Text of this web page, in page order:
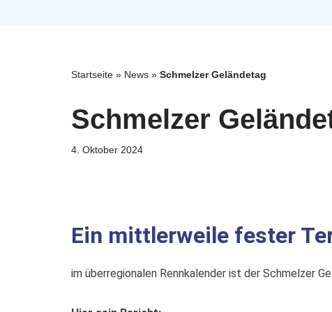
Startseite » News » Schmelzer Geländetag
Schmelzer
4. Oktober 2024
Ein mittlerweile fester
im überregionalen Rennkalender ist der Schmelzer